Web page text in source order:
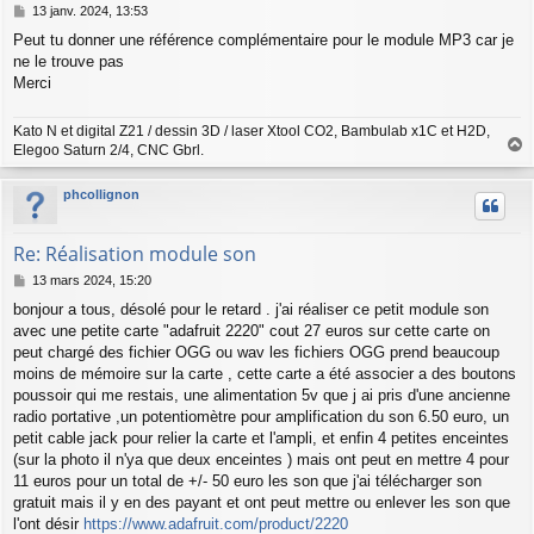
M
s
s
a
13 janv. 2024, 13:53
Peut tu donner une référence complémentaire pour le module MP3 car je
ne le trouve pas
Merci
Kato N et digital Z21 / dessin 3D / laser Xtool CO2, Bambulab x1C et H2D,
Elegoo Saturn 2/4, CNC Gbrl.
a
u
phcollignon
Re: Réalisation module son
M
s
s
a
g
13 mars 2024, 15:20
bonjour a tous, désolé pour le retard . j'ai réaliser ce petit module son
avec une petite carte "adafruit 2220" cout 27 euros sur cette carte on
peut chargé des fichier OGG ou wav les fichiers OGG prend beaucoup
moins de mémoire sur la carte , cette carte a été associer a des boutons
poussoir qui me restais, une alimentation 5v que j ai pris d'une ancienne
radio portative ,un potentiomètre pour amplification du son 6.50 euro, un
petit cable jack pour relier la carte et l'ampli, et enfin 4 petites enceintes
(sur la photo il n'ya que deux enceintes ) mais ont peut en mettre 4 pour
11 euros pour un total de +/- 50 euro les son que j'ai télécharger son
gratuit mais il y en des payant et ont peut mettre ou enlever les son que
l'ont désir https://www.adafruit.com/product/2220